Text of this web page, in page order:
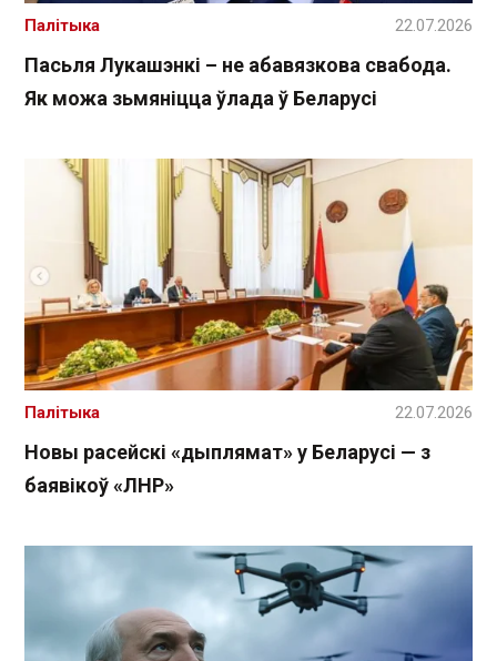
Пасьля Лукашэнкі – не абавязкова свабода.
Як можа зьмяніцца ўлада ў Беларусі
Палітыка 22.07.2026
Новы расейскі «дыплямат» у Беларусі — з
баявікоў «ЛНР»
Палітыка 22.07.2026